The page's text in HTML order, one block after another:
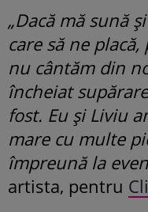
„Dacă mă sună
care să ne
nu cântăm din
încheiat
fost. Eu și Liviu
mare cu multe
împreună la
artista, pentru